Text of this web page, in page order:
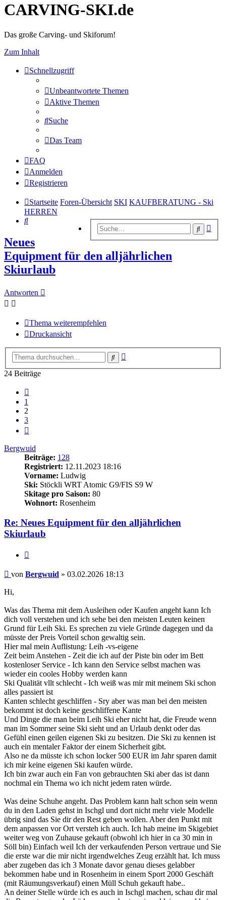
CARVING-SKI.de
Das große Carving- und Skiforum!
Zum Inhalt
Schnellzugriff
Unbeantwortete Themen
Aktive Themen
Suche
Das Team
FAQ
Anmelden
Registrieren
Startseite Foren-Übersicht SKI KAUFBERATUNG - Ski
HERREN
Suche
Suche
Neues
Equipment für den alljährlichen
Skiurlaub
Antworten
Thema weiterempfehlen
Druckansicht
Suche
24 Beiträge
1
2
3
Bergwuid
Beiträge: 128
Registriert: 12.11.2023 18:16
Vorname: Ludwig
Ski: Stöckli WRT Atomic G9/FIS S9 W
Skitage pro Saison: 80
Wohnort: Rosenheim
Re: Neues Equipment für den alljährlichen
Skiurlaub
Beitrag
von Bergwuid » 03.02.2026 18:13
Hi,
Was das Thema mit dem Ausleihen oder Kaufen angeht kann Ich
dich voll verstehen und ich sehe bei den meisten Leuten keinen
Grund für Leih Ski. Es sprechen zu viele Gründe dagegen und da
müsste der Preis Vorteil schon gewaltig sein.
Hier mal mein Auflistung: Leih -vs-eigene
Zeit beim Anstehen - Zeit die ich auf der Piste bin oder im Bett
kostenloser Service - Ich kann den Service selbst machen was
wieder ein cooles Hobby werden kann
Ski Qualität vllt schlecht - Ich weiß was mir mit meinem Ski schon
alles passiert ist
Kanten schlecht geschliffen - Sry aber was man bei den meisten
bekommt ist doch keine geschliffene Kante
Und Dinge die man beim Leih Ski eher nicht hat, die Freude wenn
man im Sommer seine Ski sieht und an Urlaub denkt oder das
Gefühl einen geilen eigenen Ski zu besitzen. Die Ski zu kennen ist
auch ein mentaler Faktor der einem Sicherheit gibt.
Also ne da müsste ich schon locker 500 EUR im Jahr sparen damit
ich mir keine eigenen Ski kaufen würde.
Ich bin zwar auch ein Fan von gebrauchten Ski aber das ist dann
nochmal ein Thema wo ich nicht jedem raten würde.
Was deine Schuhe angeht. Das Problem kann halt schon sein wenn
du in den Laden gehst in Ischgl und dort nicht mehr viele Modelle
übrig sind das Sie dir den Rest geben wollen. Aber den Punkt mit
dem anpassen vor Ort versteh ich auch. Ich hab meine im Skigebiet
weiter weg von Zuhause gekauft (obwohl ich hier in ca 30 min in
Söll bin) Einfach weil Ich der verkaufenden Person vertraue und Sie
die erste war die mir nicht irgendwelches Zeug erzählt hat. Ich muss
aber zugeben das ich 3 Monate davor genau dieses gelabber
bekommen habe und in Rosenheim in einem Sport 2000 Geschäft
(mit Räumungsverkauf) einen Müll Schuh gekauft habe..
An deiner Stelle würde ich es auch in Ischgl machen, schau dir mal